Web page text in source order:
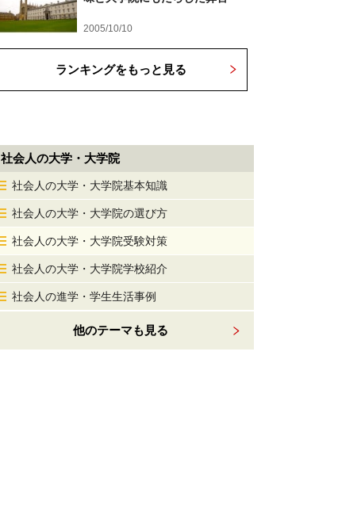
2005/10/10
ランキングをもっと見る
社会人の大学・大学院
社会人の大学・大学院基本知識
社会人の大学・大学院の選び方
社会人の大学・大学院受験対策
社会人の大学・大学院学校紹介
社会人の進学・学生生活事例
他のテーマも見る